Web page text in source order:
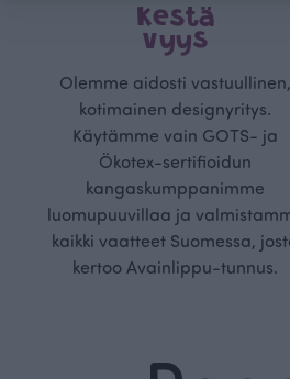
Kestä
vyys
Olemme aidosti vastuullinen,
kotimainen designyritys.
Käytämme vain GOTS- ja
Ökotex-sertifioidun
kangaskumppanimme
luomupuuvillaa ja
kaikki vaatteet Suomessa,
kertoo Avainlippu-tunnus.